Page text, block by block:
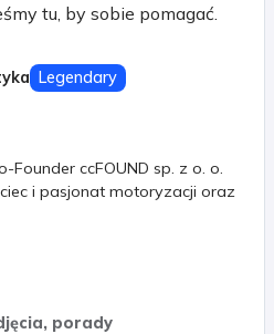
tu, by sobie pomagać.
Legendary
Founder ccFOUND sp. z o. o.
i pasjonat motoryzacji oraz
porady